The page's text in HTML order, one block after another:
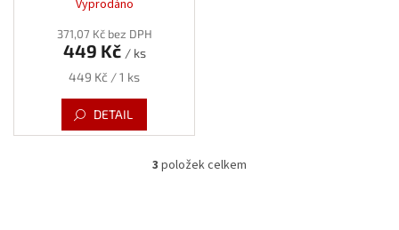
Vyprodáno
371,07 Kč bez DPH
449 Kč / ks
Měrná
449 Kč / 1 ks
DETAIL
O
3 položek celkem